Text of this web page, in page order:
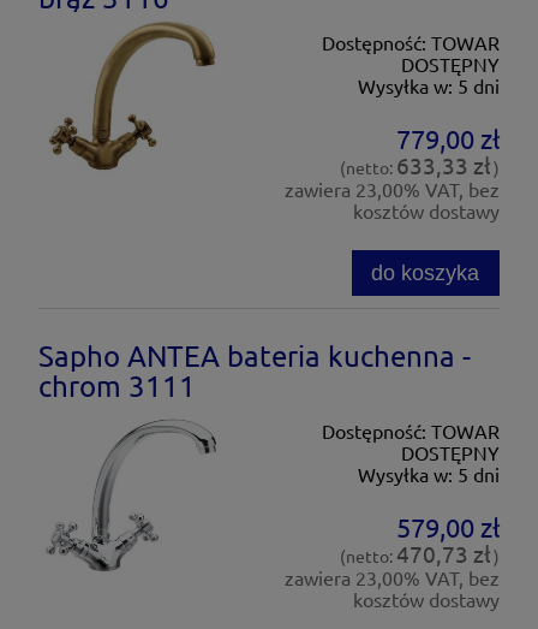
Dostępność: TOWAR
DOSTĘPNY
Wysyłka w: 5 dni
779,00 zł
(netto: 633,33 zł)
zawiera 23,00% VAT, bez
kosztów dostawy
do koszyka
Sapho ANTEA bateria kuchenna -
chrom 3111
Dostępność: TOWAR
DOSTĘPNY
Wysyłka w: 5 dni
579,00 zł
(netto: 470,73 zł)
zawiera 23,00% VAT, bez
kosztów dostawy